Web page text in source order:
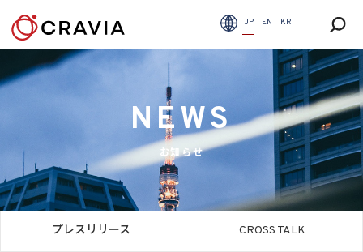
JP EN KR
NEWS
お知らせ
プレスリリース CROSS TALK